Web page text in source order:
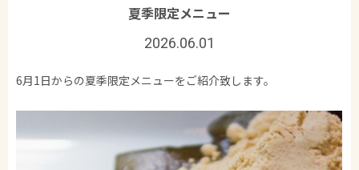
夏季限定メニュー
2026.06.01
6月1日からの夏季限定メニューをご紹介致します。